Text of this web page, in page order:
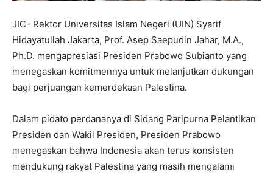
JIC- Rektor Universitas Islam Negeri (UIN) Syarif
Hidayatullah Jakarta, Prof. Asep Saepudin Jahar, M.A.,
Ph.D. mengapresiasi Presiden Prabowo Subianto yang
menegaskan komitmennya untuk melanjutkan dukungan
bagi perjuangan kemerdekaan Palestina.
Dalam pidato perdananya di Sidang Paripurna Pelantikan
Presiden dan Wakil Presiden, Presiden Prabowo
menegaskan bahwa Indonesia akan terus konsisten
mendukung rakyat Palestina yang masih mengalami